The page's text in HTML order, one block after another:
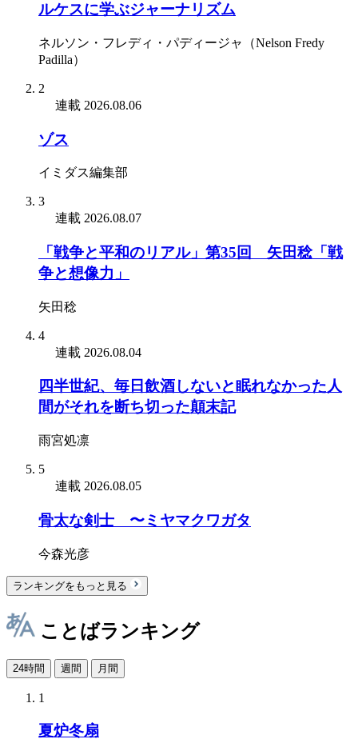
ルケスに学ぶジャーナリズム
ネルソン・フレディ・パディージャ（Nelson Fredy
Padilla）
2
連載 2026.08.06
ゾス
イミダス編集部
3
連載 2026.08.07
「戦争と平和のリアル」第35回 矢田稔「戦
争と想像力」
矢田稔
4
連載 2026.08.04
四半世紀、毎日飲酒しないと眠れなかった人
間がそれを断ち切った顛末記
雨宮処凛
5
連載 2026.08.05
骨太な剣士 〜ミヤマクワガタ
今森光彦
ランキングをもっと見る
ことばランキング
24時間 週間 月間
1
夏炉冬扇